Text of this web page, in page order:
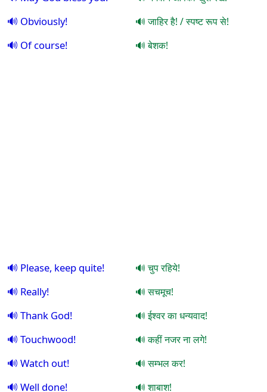
Obviously! जाहिर है! / स्पष्ट रूप से!
Of course! बेशक!
Please, keep quite! चुप रहिये!
Really! सचमूच!
Thank God! ईश्वर का धन्यवाद!
Touchwood! कहीं नजर ना लगे!
Watch out! सम्भल कर!
Well done! शाबाश!